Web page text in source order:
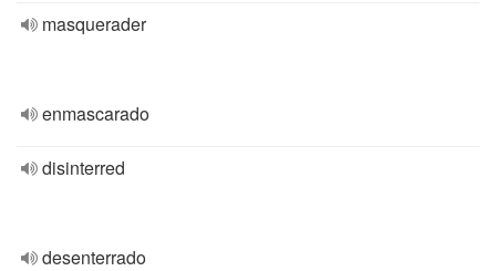
masquerader
enmascarado
disinterred
desenterrado